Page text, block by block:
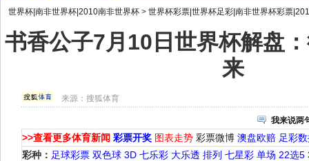
世界杯|南非世界杯|2010南非世界杯 > 世界杯彩票|世界杯足彩|南非世界杯彩票
书香公子7月10日世界杯解盘
来
来源：搜狐体育
我来说两
>>查看更多体育新闻 彩票开奖 图表走势 彩票微博 澳盘欧赔 足彩
彩种： 足球彩票 双色球 3D 七乐彩 大乐透 排列 七星彩 单场 22选5